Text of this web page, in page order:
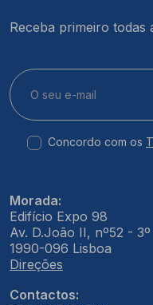
Receba primeiro todas
Concordo com os
Morada:
Edifício Expo 98
Av. D.João II, nº52 - 3º
1990-096 Lisboa
Direções
Contactos: